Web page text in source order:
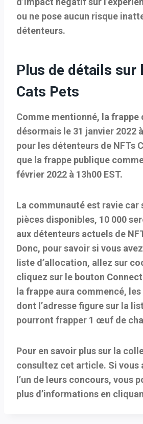
ou ne pose aucun risque
détenteurs.
Plus de détails sur
Cats Pets
Comme mentionné, la frappe
désormais le 31 janvier 2022
pour les détenteurs de NFTs
que la frappe publique
février 2022 à 13h00 EST.
La communauté est ravie car
pièces disponibles, 10 000
aux détenteurs actuels de
Donc, pour savoir si vous
liste d’allocation, allez sur
cliquez sur le bouton
la frappe aura commencé,
dont l’adresse figure sur la
pourront frapper 1 œuf de
Pour en savoir plus sur la
consultez cet article. Si vous
l’un de leurs concours, vous
plus d’informations en